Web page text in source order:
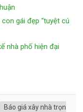
gái đẹp “tuyệt cú
nhà phố hiện đại
Báo giá xây nhà trọn